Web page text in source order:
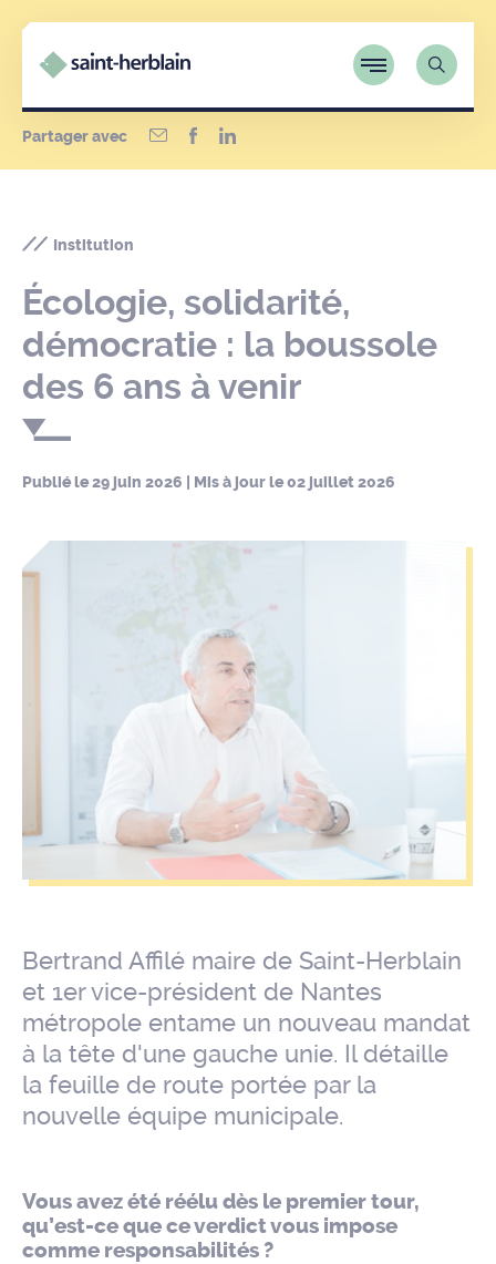
Partager avec
Institution
Écologie, solidarité,
démocratie : la boussole
des 6 ans à venir
Publié le29 juin 2026 | Mis à jour le02 juillet 2026
Bertrand Affilé maire de Saint-Herblain
et 1er vice-président de Nantes
métropole entame un nouveau mandat
à la tête d'une gauche unie. Il détaille
la feuille de route portée par la
nouvelle équipe municipale.
Vous avez été réélu dès le premier tour,
qu’est-ce que ce verdict vous impose
comme responsabilités ?